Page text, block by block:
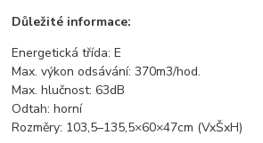
Důležité informace:
Energetická třída: E
Max. výkon odsávání: 370m3/hod.
Max. hlučnost: 63dB
Odtah: horní
Rozměry: 103,5–135,5×60×47cm (VxŠxH)